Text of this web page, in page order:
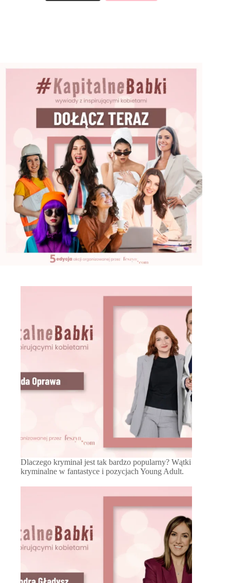
Dlaczego kryminał jest tak bardzo popularny? Wątki
kryminalne w fantastyce i pozycjach Young Adult.